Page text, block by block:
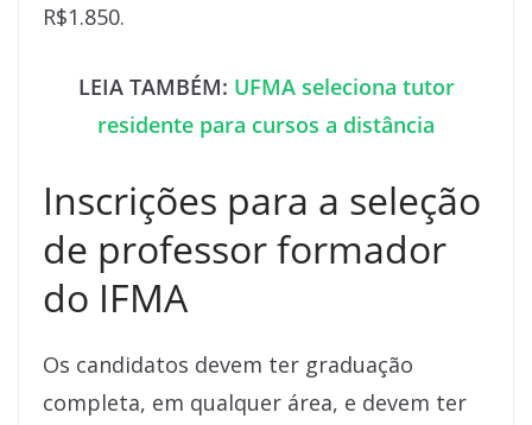
R$1.850.
LEIA TAMBÉM: UFMA seleciona tutor
residente para cursos a distância
Inscrições para a seleção
de professor formador
do IFMA
Os candidatos devem ter graduação
completa, em qualquer área, e devem ter